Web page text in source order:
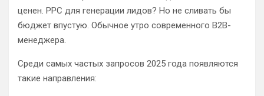
ценен. PPC для генерации лидов? Но не сливать бы
бюджет впустую. Обычное утро современного B2B-
менеджера.
Среди самых частых запросов 2025 года появляются
такие направления: